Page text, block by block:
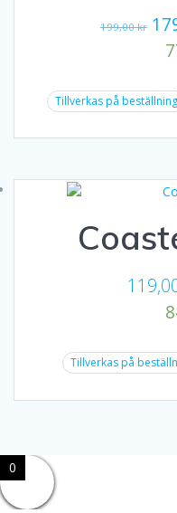
199,00kr Det
Tillverkas på beställning
Tillverkas på
0